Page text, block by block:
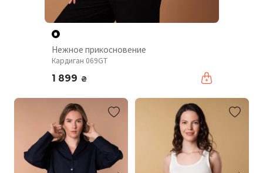
Нежное прикосновение
Кардиган 069GT
1 899 ₴